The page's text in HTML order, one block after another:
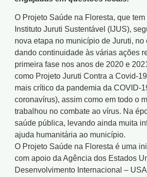
O Projeto Saúde na Floresta, que tem
Instituto Juruti Sustentável (IJUS),
nova etapa no município de Juruti, no
dando continuidade às várias ações
primeira fase nos anos de 2020 e
como Projeto Juruti Contra a Covid-
mais crítico da pandemia da COVID-
coronavírus), assim como em todo o
trabalhou no combate ao vírus. Na
saúde pública, levando ainda muita
ajuda humanitária ao município.
O Projeto Saúde na Floresta é uma
com apoio da Agência dos Estados
Desenvolvimento Internacional –